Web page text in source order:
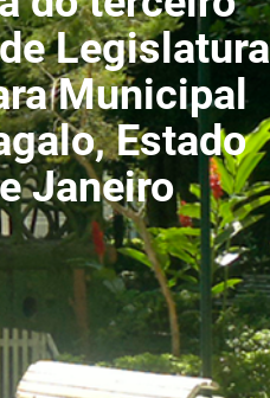
Legislatura
Municipal
Estado
Janeiro